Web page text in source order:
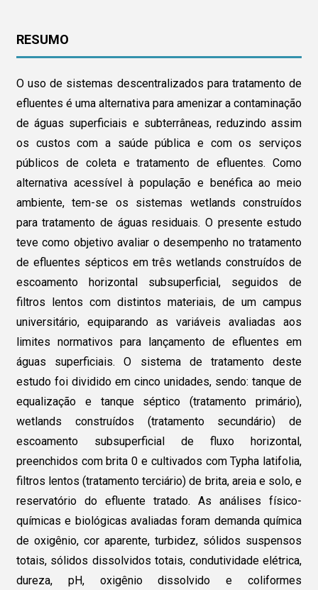
RESUMO
O uso de sistemas descentralizados para tratamento de
efluentes é uma alternativa para amenizar a contaminação
de águas superficiais e subterrâneas, reduzindo assim
os custos com a saúde pública e com os serviços
públicos de coleta e tratamento de efluentes. Como
alternativa acessível à população e benéfica ao meio
ambiente, tem-se os sistemas wetlands construídos
para tratamento de águas residuais. O presente estudo
teve como objetivo avaliar o desempenho no tratamento
de efluentes sépticos em três wetlands construídos de
escoamento horizontal subsuperficial, seguidos de
filtros lentos com distintos materiais, de um campus
universitário, equiparando as variáveis avaliadas aos
limites normativos para lançamento de efluentes em
águas superficiais. O sistema de tratamento deste
estudo foi dividido em cinco unidades, sendo: tanque de
equalização e tanque séptico (tratamento primário),
wetlands construídos (tratamento secundário) de
escoamento subsuperficial de fluxo horizontal,
preenchidos com brita 0 e cultivados com Typha latifolia,
filtros lentos (tratamento terciário) de brita, areia e solo, e
reservatório do efluente tratado. As análises físico-
químicas e biológicas avaliadas foram demanda química
de oxigênio, cor aparente, turbidez, sólidos suspensos
totais, sólidos dissolvidos totais, condutividade elétrica,
dureza, pH, oxigênio dissolvido e coliformes